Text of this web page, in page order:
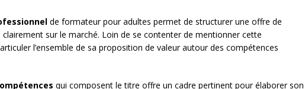
de formateur pour adultes permet de structurer une offre de
clairement sur le marché. Loin de se contenter de mentionner cette
l’ensemble de sa proposition de valeur autour des compétences
qui composent le titre offre un cadre pertinent pour élaborer son